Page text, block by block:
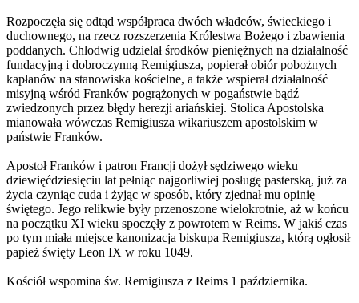
Rozpoczęła się odtąd współpraca dwóch władców, świeckiego i
duchownego, na rzecz rozszerzenia Królestwa Bożego i zbawienia
poddanych. Chlodwig udzielał środków pieniężnych na działalność
fundacyjną i dobroczynną Remigiusza, popierał obiór pobożnych
kapłanów na stanowiska kościelne, a także wspierał działalność
misyjną wśród Franków pogrążonych w pogaństwie bądź
zwiedzonych przez błędy herezji ariańskiej. Stolica Apostolska
mianowała wówczas Remigiusza wikariuszem apostolskim w
państwie Franków.
Apostoł Franków i patron Francji dożył sędziwego wieku
dziewięćdziesięciu lat pełniąc najgorliwiej posługę pasterską, już za
życia czyniąc cuda i żyjąc w sposób, który zjednał mu opinię
świętego. Jego relikwie były przenoszone wielokrotnie, aż w końcu
na początku XI wieku spoczęły z powrotem w Reims. W jakiś czas
po tym miała miejsce kanonizacja biskupa Remigiusza, którą ogłosił
papież święty Leon IX w roku 1049.
Kościół wspomina św. Remigiusza z Reims 1 października.